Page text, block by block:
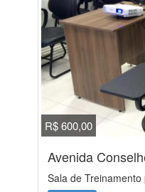
R$ 600,00
Avenida
Sala de